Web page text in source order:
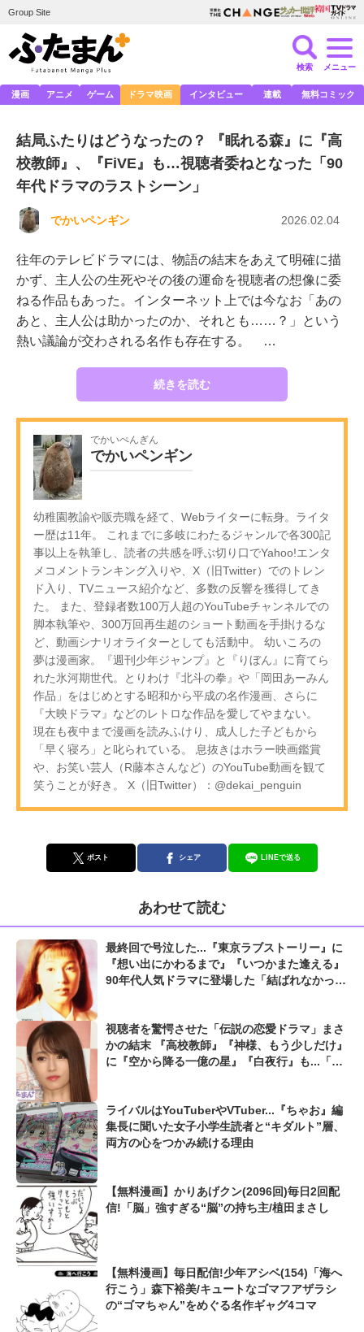
Group Site
検索 メニュー
漫画 アニメ ゲーム ドラマ映画 インタビュー 連載 無料コミック
結局ふたりはどうなったの？ 『眠れる森』に『高
校教師』、『FiVE』も…視聴者委ねとなった「90
年代ドラマのラストシーン」
でかいペンギン 2026.02.04
往年のテレビドラマには、物語の結末をあえて明確に描
かず、主人公の生死やその後の運命を視聴者の想像に委
ねる作品もあった。インターネット上では今なお「あの
あと、主人公は助かったのか、それとも……？」という
熱い議論が交わされる名作も存在する。 …
続きを読む
でかいぺんぎん
でかいペンギン
幼稚園教諭や販売職を経て、Webライターに転身。ライタ
ー歴は11年。 これまでに多岐にわたるジャンルで各300記
事以上を執筆し、読者の共感を呼ぶ切り口でYahoo!エンタ
メコメントランキング入りや、X（旧Twitter）でのトレン
ド入り、TVニュース紹介など、多数の反響を獲得してき
た。 また、登録者数100万人超のYouTubeチャンネルでの
脚本執筆や、300万回再生超のショート動画を手掛けるな
ど、動画シナリオライターとしても活動中。 幼いころの
夢は漫画家。『週刊少年ジャンプ』と『りぼん』に育てら
れた氷河期世代。とりわけ『北斗の拳』や「岡田あーみん
作品」をはじめとする昭和から平成の名作漫画、さらに
『大映ドラマ』などのレトロな作品を愛してやまない。
現在も夜中まで漫画を読みふけり、成人した子どもから
「早く寝ろ」と叱られている。 息抜きはホラー映画鑑賞
や、お笑い芸人（R藤本さんなど）のYouTube動画を観て
笑うことが好き。 X（旧Twitter）：@dekai_penguin
ポスト シェア LINEで送る
あわせて読む
最終回で号泣した...『東京ラブストーリー』に
『想い出にかわるまで』『いつかまた逢える』
90年代人気ドラマに登場した「結ばれなかった
視聴者を驚愕させた「伝説の恋愛ドラマ」まさ
かの結末 『高校教師』『神様、もう少しだけ』
に『空から降る一億の星』『白夜行』も...「胸
ライバルはYouTuberやVTuber...『ちゃお』編
集長に聞いた女子小学生読者と“キダルト”層、
両方の心をつかみ続ける理由
【無料漫画】かりあげクン(2096回)毎日2回配
信!「脳」強すぎる“脳”の持ち主/植田まさし
【無料漫画】毎日配信!少年アシベ(154)「海へ
行こう」森下裕美/キュートなゴマフアザラシ
の“ゴマちゃん”をめぐる名作ギャグ4コマ